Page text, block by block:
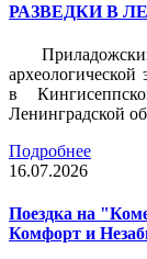
РАЗВЕДКИ В
в
Ленинградской
Подробнее
16.07.2026
Поездка на
Комфорт и